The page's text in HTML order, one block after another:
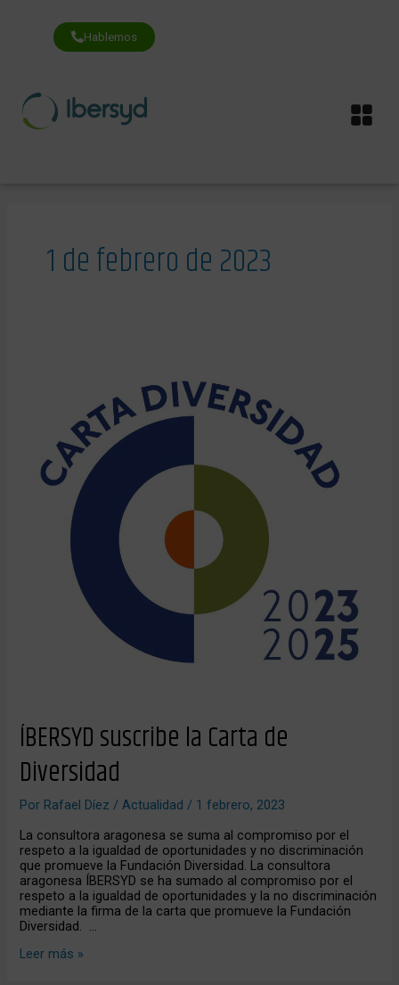
contenido
Hablemos
1 de febrero de 2023
ÍBERSYD suscribe la Carta de
Diversidad
Por Rafael Díez/Actualidad / 1 febrero, 2023
La consultora aragonesa se suma al compromiso por el
respeto a la igualdad de oportunidades y no discriminación
que promueve la Fundación Diversidad. La consultora
aragonesa ÍBERSYD se ha sumado al compromiso por el
respeto a la igualdad de oportunidades y la no discriminación
mediante la firma de la carta que promueve la Fundación
Diversidad. …
Diversidad
Leer más »